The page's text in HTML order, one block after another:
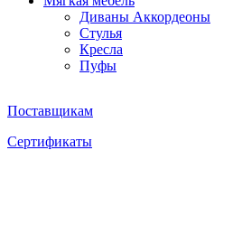
Диваны Аккордеоны
Стулья
Кресла
Пуфы
Поставщикам
Сертификаты